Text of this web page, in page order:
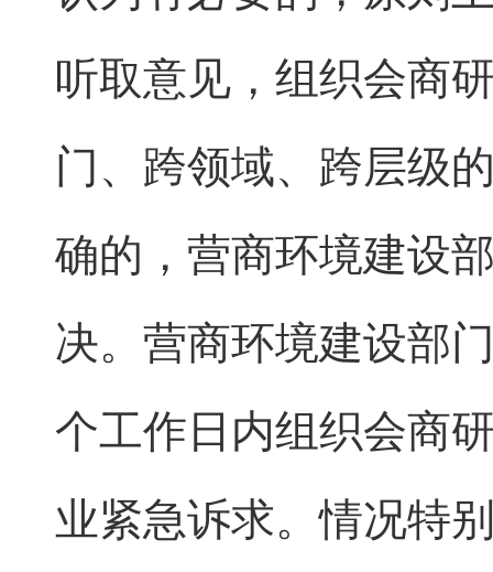
听取意见，组织会商
门、跨领域、跨层级
确的，营商环境建设
决。营商环境建设部
个工作日内组织会商
业紧急诉求。情况特